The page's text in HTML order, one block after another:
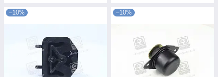
–10% –10%